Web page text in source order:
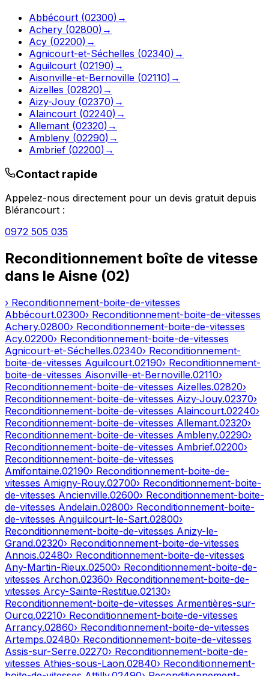
Abbécourt (02300) →
Achery (02800) →
Acy (02200) →
Agnicourt-et-Séchelles (02340) →
Aguilcourt (02190) →
Aisonville-et-Bernoville (02110) →
Aizelles (02820) →
Aizy-Jouy (02370) →
Alaincourt (02240) →
Allemant (02320) →
Ambleny (02290) →
Ambrief (02200) →
Contact rapide
Appelez-nous directement pour un devis gratuit depuis
Blérancourt :
0972 505 035
Reconditionnement boîte de vitesse
dans le Aisne (02)
› Reconditionnement-boite-de-vitesses
Abbécourt.02300› Reconditionnement-boite-de-vitesses
Achery.02800› Reconditionnement-boite-de-vitesses
Acy.02200› Reconditionnement-boite-de-vitesses
Agnicourt-et-Séchelles.02340› Reconditionnement-
boite-de-vitesses Aguilcourt.02190› Reconditionnement-
boite-de-vitesses Aisonville-et-Bernoville.02110›
Reconditionnement-boite-de-vitesses Aizelles.02820›
Reconditionnement-boite-de-vitesses Aizy-Jouy.02370›
Reconditionnement-boite-de-vitesses Alaincourt.02240›
Reconditionnement-boite-de-vitesses Allemant.02320›
Reconditionnement-boite-de-vitesses Ambleny.02290›
Reconditionnement-boite-de-vitesses Ambrief.02200›
Reconditionnement-boite-de-vitesses
Amifontaine.02190› Reconditionnement-boite-de-
vitesses Amigny-Rouy.02700› Reconditionnement-boite-
de-vitesses Ancienville.02600› Reconditionnement-boite-
de-vitesses Andelain.02800› Reconditionnement-boite-
de-vitesses Anguilcourt-le-Sart.02800›
Reconditionnement-boite-de-vitesses Anizy-le-
Grand.02320› Reconditionnement-boite-de-vitesses
Annois.02480› Reconditionnement-boite-de-vitesses
Any-Martin-Rieux.02500› Reconditionnement-boite-de-
vitesses Archon.02360› Reconditionnement-boite-de-
vitesses Arcy-Sainte-Restitue.02130›
Reconditionnement-boite-de-vitesses Armentières-sur-
Ourcq.02210› Reconditionnement-boite-de-vitesses
Arrancy.02860› Reconditionnement-boite-de-vitesses
Artemps.02480› Reconditionnement-boite-de-vitesses
Assis-sur-Serre.02270› Reconditionnement-boite-de-
vitesses Athies-sous-Laon.02840› Reconditionnement-